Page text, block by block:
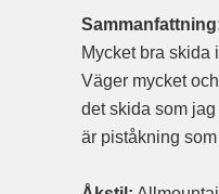
Mycket bra skida
Väger mycket
det skida som
är piståkning